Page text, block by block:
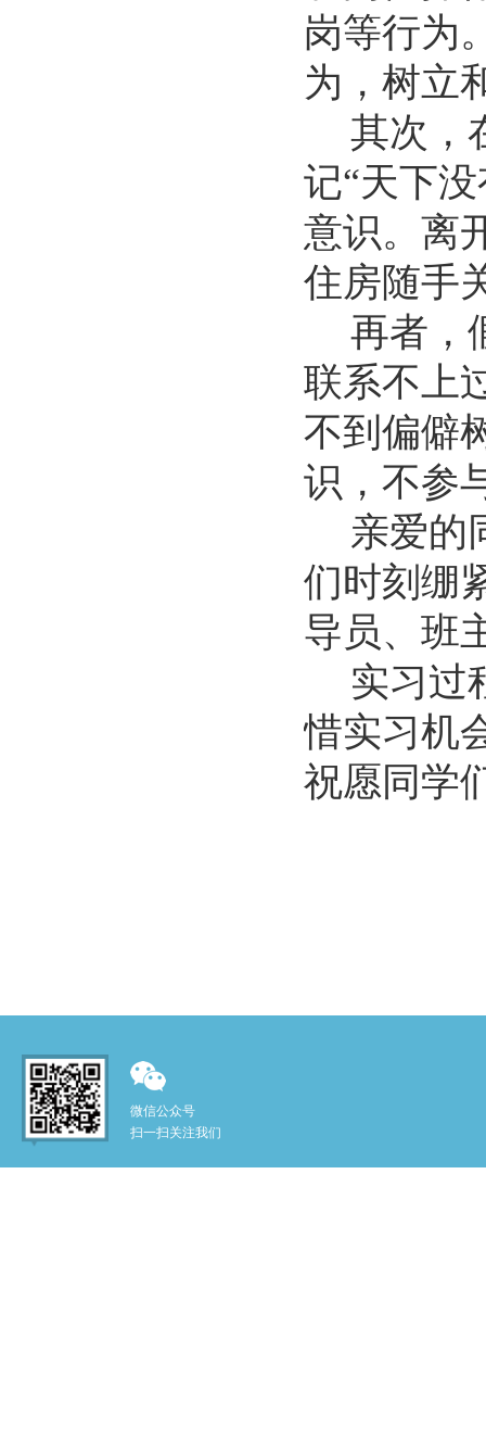
岗等行为
为，树立
其次，
记“天下
意识。离
住房随手
再者，
联系不上
不到偏僻
识， 不参
亲爱的
们时刻绷
导员、班
实习过
惜实习机
祝愿同学
微信公众号
扫一扫关注我们